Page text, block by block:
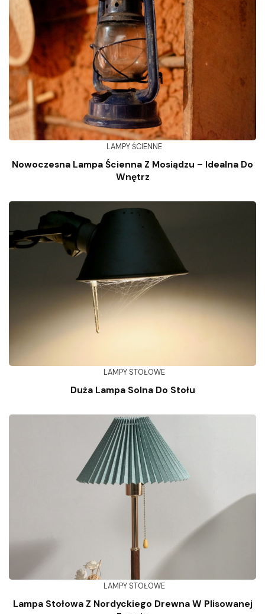
LAMPY ŚCIENNE
Nowoczesna Lampa Ścienna Z Mosiądzu – Idealna Do
Wnętrz
LAMPY STOŁOWE
Duża Lampa Solna Do Stołu
LAMPY STOŁOWE
Lampa Stołowa Z Nordyckiego Drewna W Plisowanej